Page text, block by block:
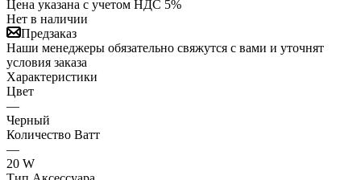
Цена указана с учетом НДС 5%
Нет в наличии
Предзаказ
Наши менеджеры обязательно свяжутся с вами и уточнят
условия заказа
Характеристики
Цвет
—
Черный
Количество Ватт
—
20 W